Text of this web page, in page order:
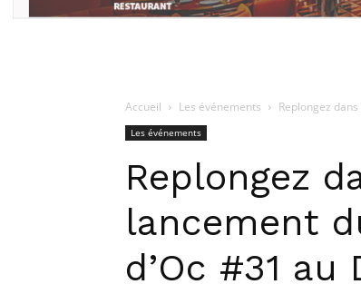
Accueil Les événements Replongez
Les événements
Replongez
lancement
d’Oc #31 au